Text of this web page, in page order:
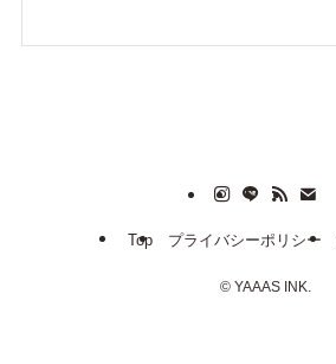
Top プライバシーポリシー
©YAAAS INK.